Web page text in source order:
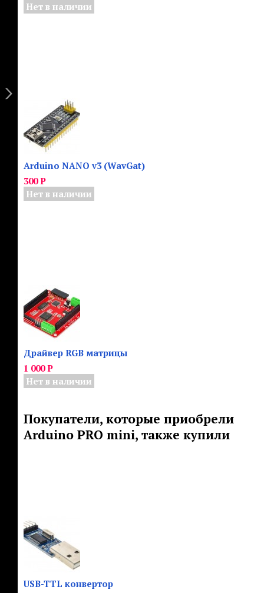
Нет в наличии
Arduino NANO v3 (WavGat)
300Р
Нет в наличии
Драйвер RGB матрицы
1 000Р
Нет в наличии
Покупатели, которые приобрели
Arduino PRO mini, также купили
USB-TTL конвертор